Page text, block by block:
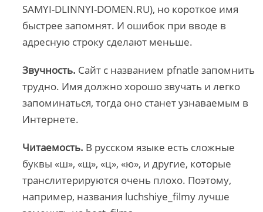
SAMYI-DLINNYI-DOMEN.RU), но короткое имя
быстрее запомнят. И ошибок при вводе в
адресную строку сделают меньше.
Звучность. Сайт с названием pfnatle запомнить
трудно. Имя должно хорошо звучать и легко
запоминаться, тогда оно станет узнаваемым в
Интернете.
Читаемость. В русском языке есть сложные
буквы «ш», «щ», «ц», «ю», и другие, которые
транслитерируются очень плохо. Поэтому,
например, названия luchshiye_filmy лучше